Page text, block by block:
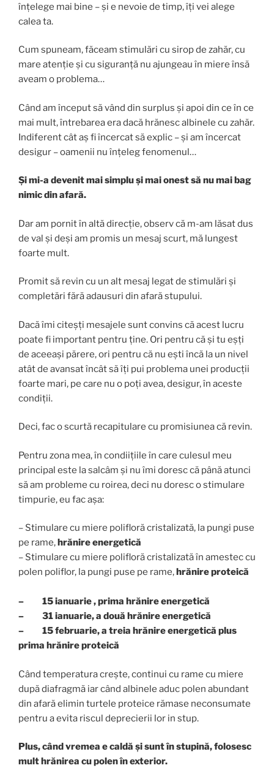
înțelege mai bine – și e nevoie de timp, îți vei alege
calea ta.
Cum spuneam, făceam stimulări cu sirop de zahăr, cu
mare atenție și cu siguranță nu ajungeau în miere însă
aveam o problema…
Când am început să vând din surplus și apoi din ce în ce
mai mult, întrebarea era dacă hrănesc albinele cu zahăr.
Indiferent cât aș fi încercat să explic – și am încercat
desigur – oamenii nu înțeleg fenomenul…
Și mi-a devenit mai simplu și mai onest să nu mai bag
nimic din afară.
Dar am pornit în altă direcție, observ că m-am lăsat dus
de val și deși am promis un mesaj scurt, mă lungest
foarte mult.
Promit să revin cu un alt mesaj legat de stimulări și
completări fără adausuri din afară stupului.
Dacă îmi citeșți mesajele sunt convins că acest lucru
poate fi important pentru ține. Ori pentru că și tu eșți
de aceeași părere, ori pentru că nu ești încă la un nivel
atât de avansat încât să îți pui problema unei producții
foarte mari, pe care nu o poți avea, desigur, în aceste
condiții.
Deci, fac o scurtă recapitulare cu promisiunea că revin.
Pentru zona mea, în condiițiile în care culesul meu
principal este la salcâm și nu îmi doresc că până atunci
să am probleme cu roirea, deci nu doresc o stimulare
timpurie, eu fac așa:
– Stimulare cu miere polifloră cristalizată, la pungi puse
pe rame,hrănire energetică
– Stimulare cu miere polifloră cristalizată în amestec cu
polen poliflor, la pungi puse pe rame,hrănire proteică
– 15 ianuarie , prima hrănire energetică
– 31 ianuarie, a două hrănire energetică
– 15 februarie, a treia hrănire energetică plus
prima hrănire proteică
Când temperatura crește, continui cu rame cu miere
după diafragmă iar când albinele aduc polen abundant
din afară elimin turtele proteice rămase neconsumate
pentru a evita riscul deprecierii lor in stup.
Plus, când vremea e caldă și sunt în stupină, folosesc
mult hrănirea cu polen în exterior.